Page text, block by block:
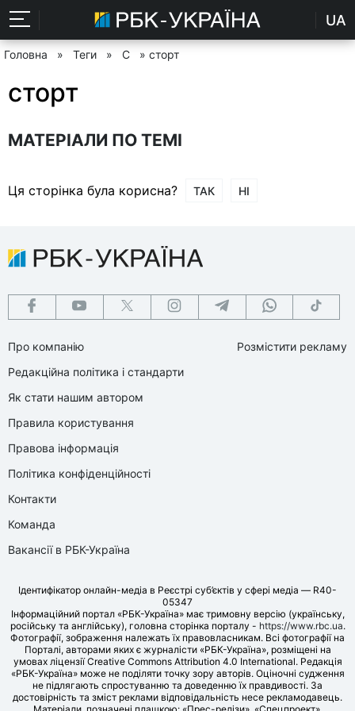
UA
Головна » Теги » С » сторт
сторт
МАТЕРІАЛИ ПО ТЕМІ
Ця сторінка була корисна? ТАК НІ
Про компанію
Редакційна політика і стандарти
Як стати нашим автором
Правила користування
Правова інформація
Політика конфіденційності
Контакти
Команда
Вакансії в РБК-Україна
Розмістити рекламу
Ідентифікатор онлайн-медіа в Реєстрі суб’єктів у сфері медіа — R40-
05347
Інформаційний портал «РБК-Україна» має тримовну версію (українську,
російську та англійську), головна сторінка порталу - https://www.rbc.ua.
Фотографії, зображення належать їх правовласникам. Всі фотографії на
Порталі, авторами яких є журналісти «РБК-Україна», розміщені на
умовах ліцензії Creative Commons Attribution 4.0 International. Редакція
«РБК-Україна» може не поділяти точку зору авторів. Оціночні судження
не підлягають спростуванню та доведенню їх правдивості. За
достовірність та зміст реклами відповідальність несе рекламодавець.